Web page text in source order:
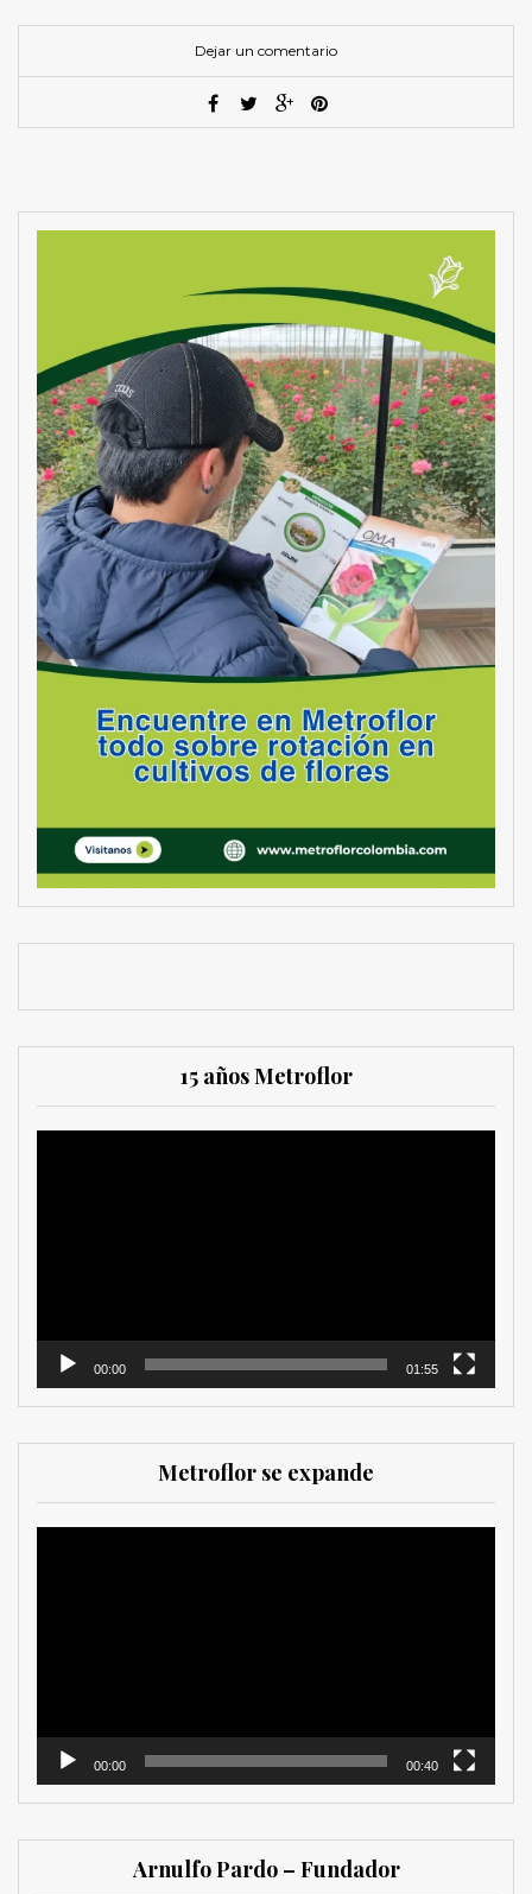
Dejar un comentario
15 años Metroflor
00:00 01:55
Metroflor se expande
00:00 00:40
Arnulfo Pardo – Fundador